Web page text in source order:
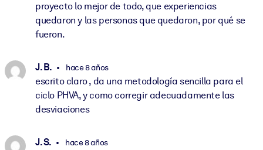
proyecto lo mejor de todo, que experiencias
quedaron y las personas que quedaron, por qué se
fueron.
J. B. hace 8 años
escrito claro , da una metodología sencilla para el
ciclo PHVA, y como corregir adecuadamente las
desviaciones
J. S. hace 8 años